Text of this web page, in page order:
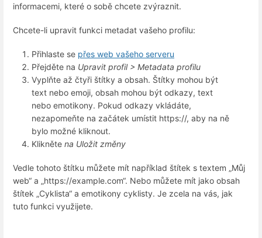
informacemi, které o sobě chcete zvýraznit.
Chcete-li upravit funkci metadat vašeho profilu:
Přihlaste se přes web vašeho serveru
Přejděte na Upravit profil > Metadata profilu
Vyplňte až čtyři štítky a obsah. Štítky mohou být
text nebo emoji, obsah mohou být odkazy, text
nebo emotikony. Pokud odkazy vkládáte,
nezapomeňte na začátek umístit https://, aby na ně
bylo možné kliknout.
Klikněte na Uložit změny
Vedle tohoto štítku můžete mít například štítek s textem „Můj
web“ a „https://example.com“. Nebo můžete mít jako obsah
štítek „Cyklista“ a emotikony cyklisty. Je zcela na vás, jak
tuto funkci využijete.